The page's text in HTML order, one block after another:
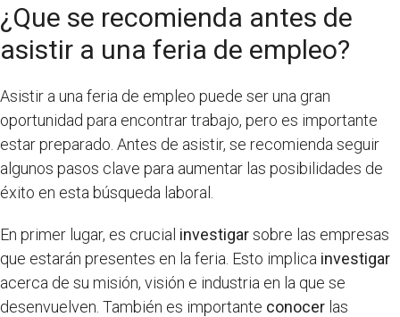
¿Que se recomienda antes de
asistir a una feria de empleo?
Asistir a una feria de empleo puede ser una gran
oportunidad para encontrar trabajo, pero es importante
estar preparado. Antes de asistir, se recomienda seguir
algunos pasos clave para aumentar las posibilidades de
éxito en esta búsqueda laboral.
En primer lugar, es crucial investigarsobre las empresas
que estarán presentes en la feria. Esto implica investigar
acerca de su misión, visión e industria en la que se
desenvuelven. También es importante conocer las